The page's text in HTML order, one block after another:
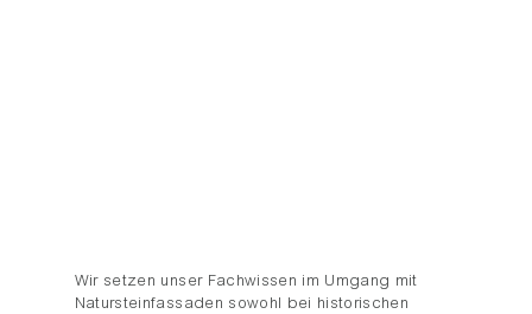
Wir setzen unser Fachwissen im Umgang mit
Natursteinfassaden sowohl bei historischen